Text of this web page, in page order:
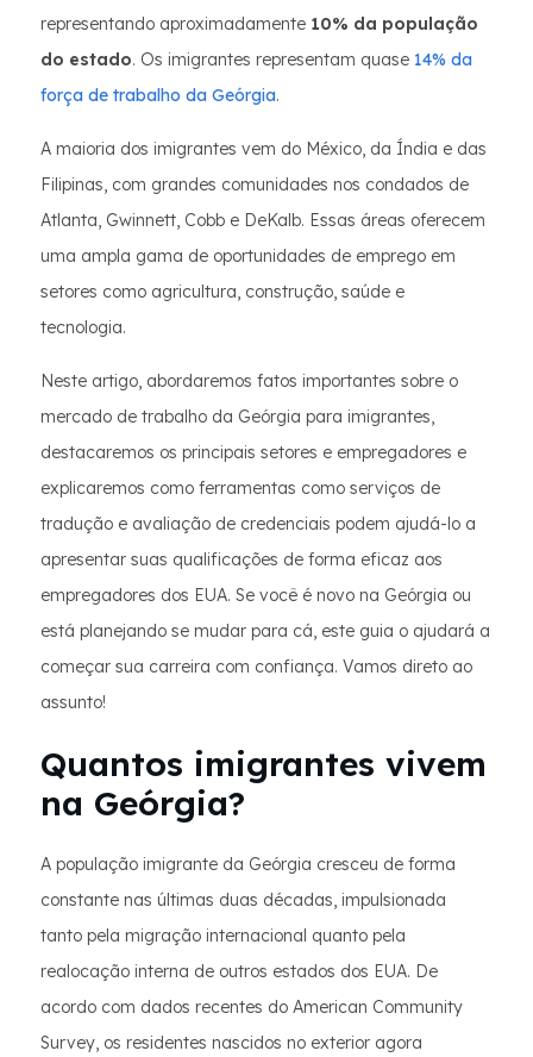
representando aproximadamente 10% da população
do estado. Os imigrantes representam quase 14% da
força de trabalho da Geórgia.
A maioria dos imigrantes vem do México, da Índia e das
Filipinas, com grandes comunidades nos condados de
Atlanta, Gwinnett, Cobb e DeKalb. Essas áreas oferecem
uma ampla gama de oportunidades de emprego em
setores como agricultura, construção, saúde e
tecnologia.
Neste artigo, abordaremos fatos importantes sobre o
mercado de trabalho da Geórgia para imigrantes,
destacaremos os principais setores e empregadores e
explicaremos como ferramentas como serviços de
tradução e avaliação de credenciais podem ajudá-lo a
apresentar suas qualificações de forma eficaz aos
empregadores dos EUA. Se você é novo na Geórgia ou
está planejando se mudar para cá, este guia o ajudará a
começar sua carreira com confiança. Vamos direto ao
assunto!
Quantos imigrantes vivem
na Geórgia?
A população imigrante da Geórgia cresceu de forma
constante nas últimas duas décadas, impulsionada
tanto pela migração internacional quanto pela
realocação interna de outros estados dos EUA. De
acordo com dados recentes do American Community
Survey, os residentes nascidos no exterior agora